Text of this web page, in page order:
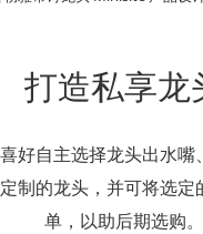
打造私享龙
好自主选择龙头出水嘴
制的龙头，并可将选定
单，以助后期选购。